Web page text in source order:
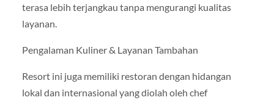
terasa lebih terjangkau tanpa mengurangi kualitas
layanan.
Pengalaman Kuliner & Layanan Tambahan
Resort ini juga memiliki restoran dengan hidangan
lokal dan internasional yang diolah oleh chef